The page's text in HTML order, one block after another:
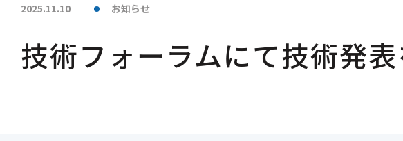
2025.11.10 お知らせ
技術フォーラムにて技術発